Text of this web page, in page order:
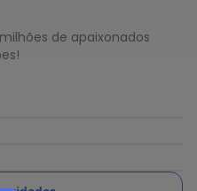
de apaixonados